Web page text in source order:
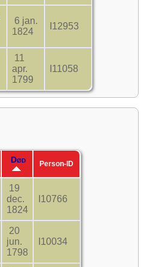
6 jan.
1824
I12953
11
apr.
1799
I11058
Død Person-ID
19
dec.
1824
I10766
20
jun.
1798
I10034